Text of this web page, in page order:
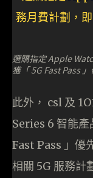
選購指定 Apple
獲「 5G Fast Pass
此外， csl 及
Series 6 智能產
Fast Pass 」優
相關 5G 服務計